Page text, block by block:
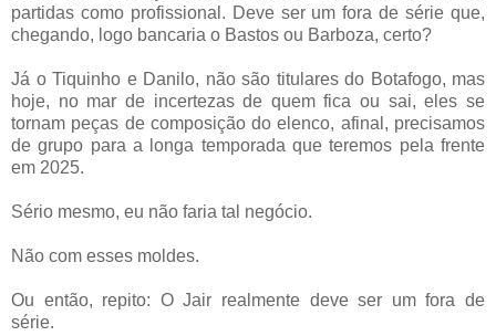
partidas como profissional. Deve ser um fora de série que,
chegando, logo bancaria o Bastos ou Barboza, certo?
Já o Tiquinho e Danilo, não são titulares do Botafogo, mas
hoje, no mar de incertezas de quem fica ou sai, eles se
tornam peças de composição do elenco, afinal, precisamos
de grupo para a longa temporada que teremos pela frente
em 2025.
Sério mesmo, eu não faria tal negócio.
Não com esses moldes.
Ou então, repito: O Jair realmente deve ser um fora de
série.